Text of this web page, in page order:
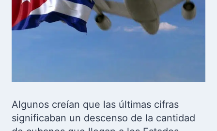
Algunos creían que las últimas cifras
significaban un descenso de la cantidad